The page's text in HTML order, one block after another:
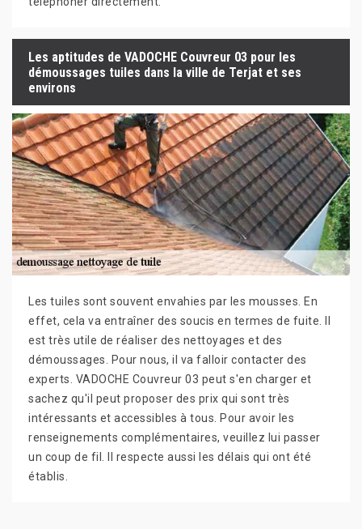
Les aptitudes de VADOCHE Couvreur 03 pour les
démoussages tuiles dans la ville de Terjat et ses
environs
Les tuiles sont souvent envahies par les mousses. En
effet, cela va entraîner des soucis en termes de fuite. Il
est très utile de réaliser des nettoyages et des
démoussages. Pour nous, il va falloir contacter des
experts. VADOCHE Couvreur 03 peut s'en charger et
sachez qu'il peut proposer des prix qui sont très
intéressants et accessibles à tous. Pour avoir les
renseignements complémentaires, veuillez lui passer
un coup de fil. Il respecte aussi les délais qui ont été
établis.